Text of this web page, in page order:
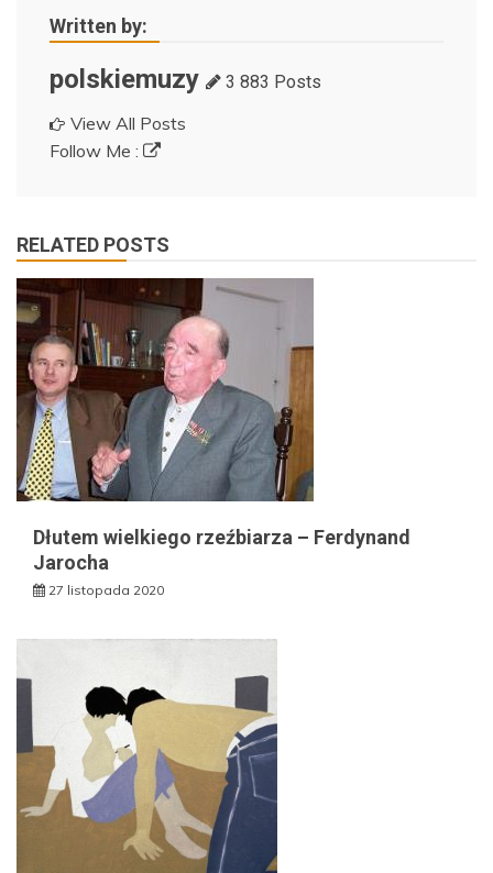
Written by:
polskiemuzy 3 883 Posts
View All Posts
Follow Me :
RELATED POSTS
Dłutem wielkiego rzeźbiarza – Ferdynand
Jarocha
27 listopada 2020